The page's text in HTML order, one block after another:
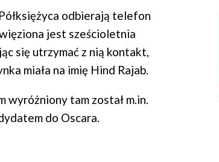
odbierają telefon
jest sześcioletnia
się utrzymać z nią kontakt,
miała na imię Hind Rajab.
tam został m.in.
do Oscara.